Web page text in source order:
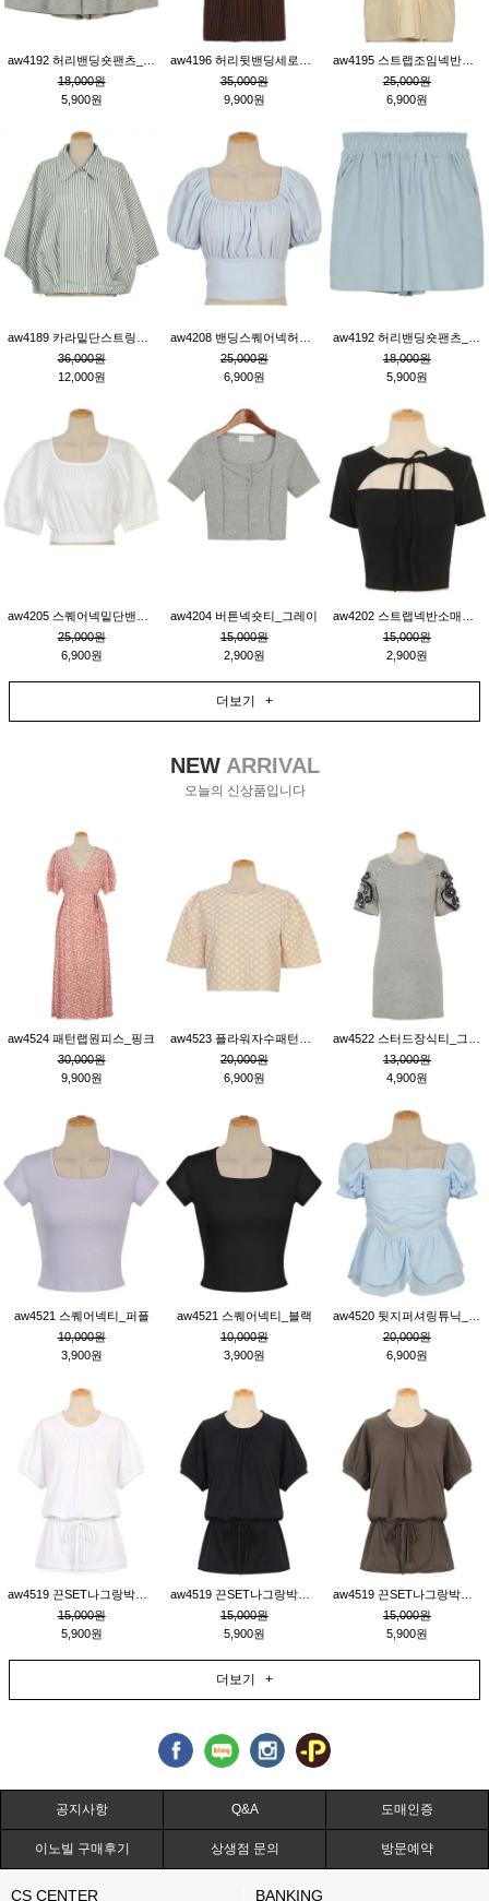
18,000원
5,900원
35,000원
9,900원
25,000원
6,900원
36,000원
12,000원
25,000원
6,900원
18,000원
5,900원
25,000원
6,900원
aw4204 버튼넥숏티_그레이
15,000원
2,900원
15,000원
2,900원
더보기 +
NEWARRIVAL
오늘의 신상품입니다
aw4524 패턴랩원피스_핑크
30,000원
9,900원
20,000원
6,900원
13,000원
4,900원
aw4521 스퀘어넥티_퍼플
10,000원
3,900원
aw4521 스퀘어넥티_블랙
10,000원
3,900원
20,000원
6,900원
15,000원
5,900원
15,000원
5,900원
15,000원
5,900원
더보기 +
공지사항 Q&A 도매인증
이노빌 구매후기 상생점 문의 방문예약
CS CENTER BANKING